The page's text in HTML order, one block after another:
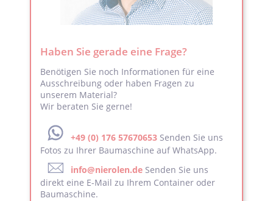
Haben Sie gerade eine Frage?
Benötigen Sie noch Informationen für eine
Ausschreibung oder haben Fragen zu
unserem Material?
Wir beraten Sie gerne!
+49 (0) 176 57670653 Senden Sie uns
Fotos zu Ihrer Baumaschine auf WhatsApp.
info@nierolen.de Senden Sie uns
direkt eine E-Mail zu Ihrem Container oder
Baumaschine.